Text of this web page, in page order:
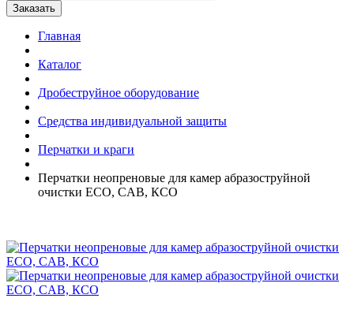
Главная
Каталог
Дробеструйное оборудование
Средства индивидуальной защиты
Перчатки и краги
Перчатки неопреновые для камер абразоструйной
очистки ECO, CAB, КСО